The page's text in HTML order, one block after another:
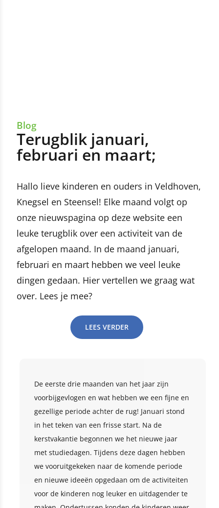
Blog
Terugblik januari,
februari en maart;
Hallo lieve kinderen en ouders in Veldhoven,
Knegsel en Steensel! Elke maand volgt op
onze nieuwspagina op deze website een
leuke terugblik over een activiteit van de
afgelopen maand. In de maand januari,
februari en maart hebben we veel leuke
dingen gedaan. Hier vertellen we graag wat
over. Lees je mee?
LEES VERDER
De eerste drie maanden van het jaar zijn
voorbijgevlogen en wat hebben we een fijne en
gezellige periode achter de rug! Januari stond
in het teken van een frisse start. Na de
kerstvakantie begonnen we het nieuwe jaar
met studiedagen. Tijdens deze dagen hebben
we vooruitgekeken naar de komende periode
en nieuwe ideeën opgedaan om de activiteiten
voor de kinderen nog leuker en uitdagender te